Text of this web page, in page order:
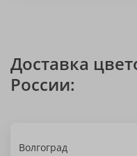
Доставка
России:
Волгоград